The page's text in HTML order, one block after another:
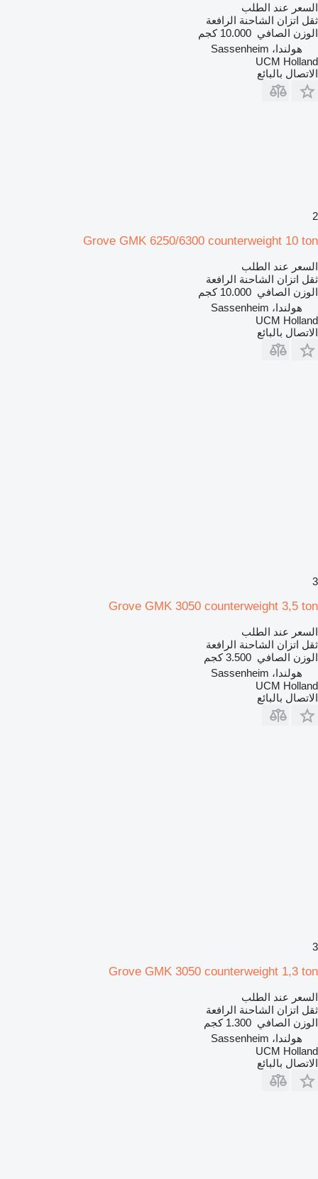
السعر عند الطلب
ثقل اتزان الشاحنة الرافعة
الوزن الصافي 10.000 كجم
هولندا، Sassenheim
UCM Holland
الاتصال بالبائع
2
Grove GMK 6250/6300 counterweight 10 ton
السعر عند الطلب
ثقل اتزان الشاحنة الرافعة
الوزن الصافي 10.000 كجم
هولندا، Sassenheim
UCM Holland
الاتصال بالبائع
3
Grove GMK 3050 counterweight 3,5 ton
السعر عند الطلب
ثقل اتزان الشاحنة الرافعة
الوزن الصافي 3.500 كجم
هولندا، Sassenheim
UCM Holland
الاتصال بالبائع
3
Grove GMK 3050 counterweight 1,3 ton
السعر عند الطلب
ثقل اتزان الشاحنة الرافعة
الوزن الصافي 1.300 كجم
هولندا، Sassenheim
UCM Holland
الاتصال بالبائع